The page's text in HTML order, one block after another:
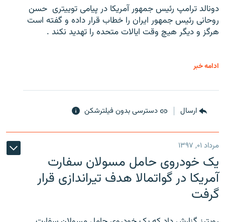
دونالد ترامپ رئیس جمهور آمریکا در پیامی توییتری ‌ حسن
روحانی رئیس جمهور ایران را خطاب قرار داده و گفته است
هرگز و دیگر هیچ وقت ایالات متحده را تهدید نکند .
ادامه خبر
ارسال دسترسی بدون فیلترشکن
مرداد ۰۱, ۱۳۹۷
یک خودروی حامل مسولان سفارت
آمریکا در گواتمالا هدف تیراندازی قرار
گرفت